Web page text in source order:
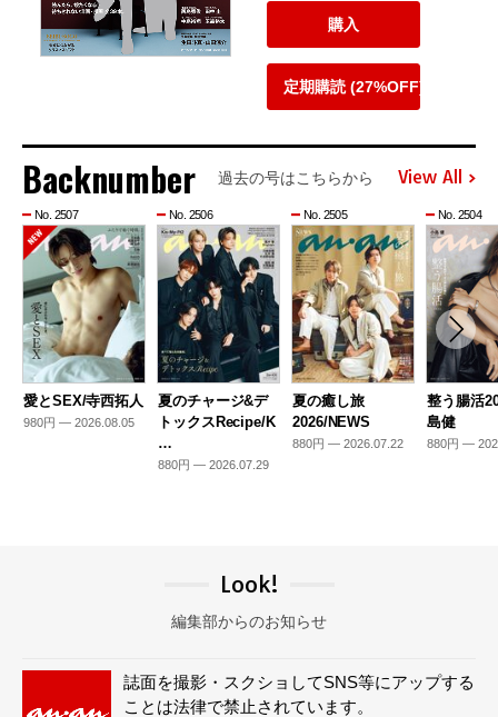
購入
定期購読 (27%OFF)
Backnumber 過去の号はこちらから View All
No. 2507
愛とSEX/寺西拓人
980円 — 2026.08.05
No. 2506
夏のチャージ&デ
トックスRecipe/K
…
880円 — 2026.07.29
No. 2505
夏の癒し旅
2026/NEWS
880円 — 2026.07.22
No. 2504
整う腸活
島健
880円 —
Look!
編集部からのお知らせ
誌面を撮影・スクショしてSNS等にアップする
ことは法律で禁止されています。